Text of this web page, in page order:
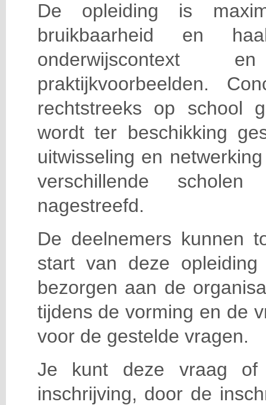
De opleiding is
bruikbaarheid en
praktijkvoorbeelden.
rechtstreeks op school
wordt ter beschikking
uitwisseling en
verschillende scholen
nagestreefd.
De deelnemers kunnen
start van deze
bezorgen aan de
tijdens de vorming en de
voor de gestelde vragen.
Je kunt deze vraag of
inschrijving, door de